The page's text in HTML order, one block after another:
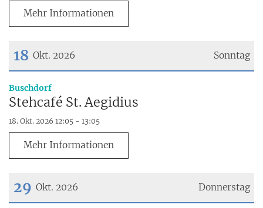
Mehr Informationen
Sonntag
18 Okt. 2026
Datum: 18. Oktober 2026
Buschdorf:
Stehcafé St. Aegidius
18. Okt. 2026 12:05 - 13:05
Mehr Informationen
Donnerstag
29 Okt. 2026